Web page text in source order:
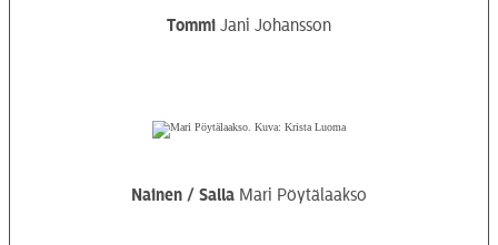
Tommi Jani Johansson
Nainen / Salla Mari Pöytälaakso